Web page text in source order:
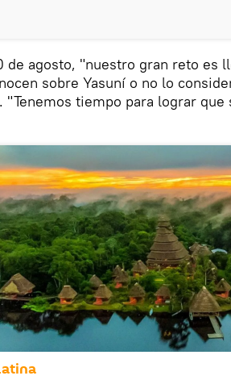
de agosto, "nuestro gran reto es
sobre Yasuní o no lo
"Tenemos tiempo para lograr que